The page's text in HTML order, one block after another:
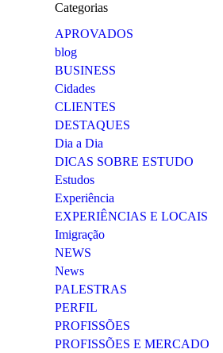
Categorias
APROVADOS
blog
BUSINESS
Cidades
CLIENTES
DESTAQUES
Dia a Dia
DICAS SOBRE ESTUDO
Estudos
Experiência
EXPERIÊNCIAS E LOCAIS
Imigração
NEWS
News
PALESTRAS
PERFIL
PROFISSÕES
PROFISSÕES E MERCADO